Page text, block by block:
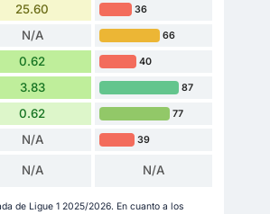
25.60 36
N/A 66
0.62 40
3.83 87
0.62 77
N/A 39
N/A N/A
de Ligue 1 2025/2026. En cuanto a los